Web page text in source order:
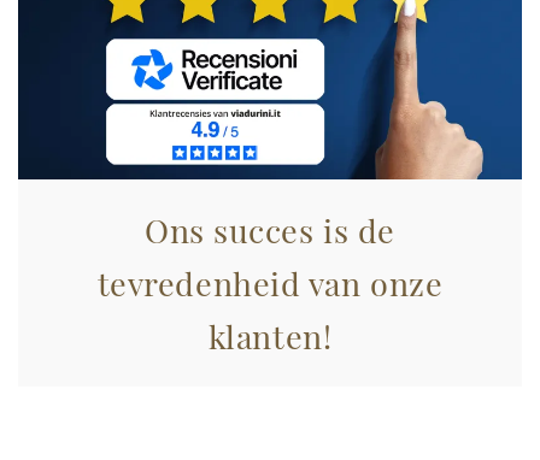
nostri partner che si occupano di analisi dei dati web,
pubblicità e social media, i quali potrebbero combinarle
con altre informazioni che ha fornito loro o che hanno
raccolto dal suo utilizzo dei loro servizi.
Ons succes is de
tevredenheid van onze
klanten!